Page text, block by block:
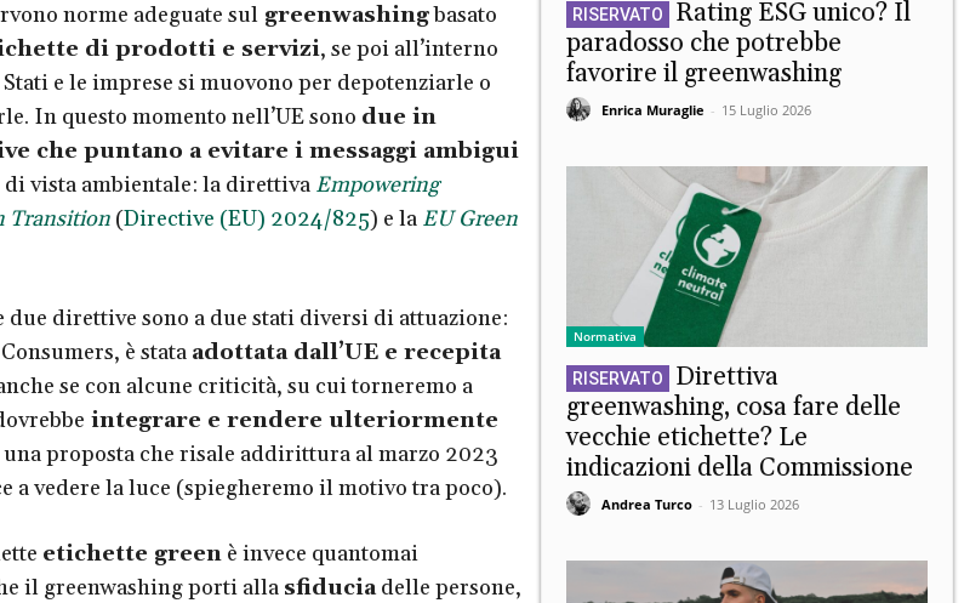
norme adeguate sulgreenwashingbasato
di prodotti e servizi, se poi all’interno
e le imprese si muovono per depotenziarle o
In questo momento nell’UE sono due in
che puntano a evitare i messaggi ambigui
vista ambientale: la direttiva Empowering
Transition(Directive (EU) 2024/825) e la EU Green
due direttive sono a due stati diversi di attuazione:
è stata adottata dall’UE e recepita
se con alcune criticità, su cui torneremo a
integrare e rendere ulteriormente
una proposta che risale addirittura al marzo 2023
a vedere la luce (spiegheremo il motivo tra poco).
etichette greenè invece quantomai
il greenwashing porti alla sfiduciadelle persone,
Rating ESG unico? Il
paradosso che potrebbe
favorire il greenwashing
Enrica Muraglie - 15 Luglio 2026
Normativa
Direttiva
greenwashing, cosa fare delle
vecchie etichette? Le
indicazioni della Commissione
Andrea Turco - 13 Luglio 2026